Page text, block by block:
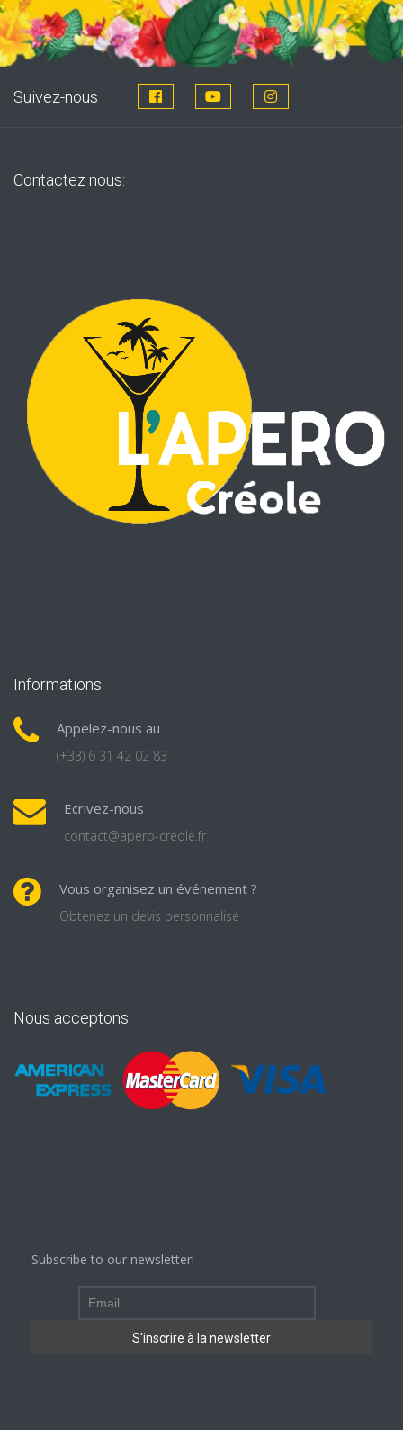
Suivez-nous :
Contactez nous:
Informations
Appelez-nous au
(+33) 6 31 42 02 83
Ecrivez-nous
contact@apero-creole.fr
Vous organisez un événement ?
Obtenez un devis personnalisé
Nous acceptons
Subscribe to our newsletter!